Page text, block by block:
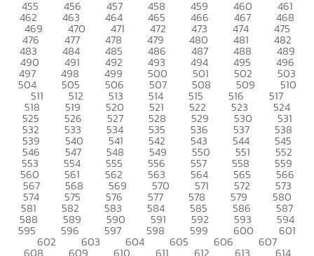
455 456 457 458 459 460 461
462 463 464 465 466 467 468
469 470 471 472 473 474 475
476 477 478 479 480 481 482
483 484 485 486 487 488 489
490 491 492 493 494 495 496
497 498 499 500 501 502 503
504 505 506 507 508 509 510
511 512 513 514 515 516 517
518 519 520 521 522 523 524
525 526 527 528 529 530 531
532 533 534 535 536 537 538
539 540 541 542 543 544 545
546 547 548 549 550 551 552
553 554 555 556 557 558 559
560 561 562 563 564 565 566
567 568 569 570 571 572 573
574 575 576 577 578 579 580
581 582 583 584 585 586 587
588 589 590 591 592 593 594
595 596 597 598 599 600 601
602 603 604 605 606 607
608 609 610 611 612 613 614